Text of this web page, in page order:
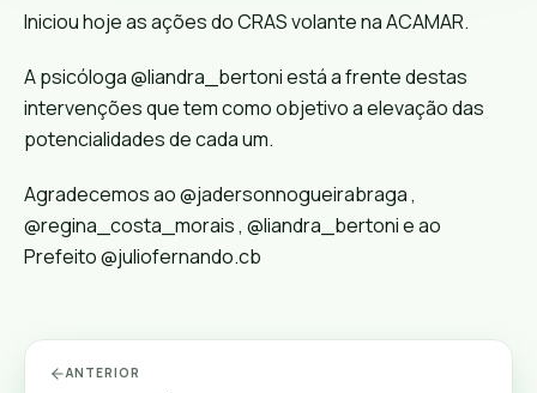
Iniciou hoje as ações do CRAS volante na ACAMAR.
A psicóloga @liandra_bertoni está a frente destas
intervenções que tem como objetivo a elevação das
potencialidades de cada um.
Agradecemos ao @jadersonnogueirabraga ,
@regina_costa_morais , @liandra_bertoni e ao
Prefeito @juliofernando.cb
ANTERIOR